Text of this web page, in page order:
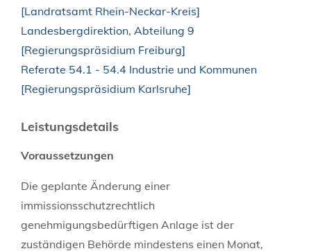
[Landratsamt Rhein-Neckar-Kreis]
Landesbergdirektion, Abteilung 9
[Regierungspräsidium Freiburg]
Referate 54.1 - 54.4 Industrie und Kommunen
[Regierungspräsidium Karlsruhe]
Leistungsdetails
Voraussetzungen
Die geplante Änderung einer
immissionsschutzrechtlich
genehmigungsbedürftigen Anlage ist der
zuständigen Behörde mindestens einen Monat,